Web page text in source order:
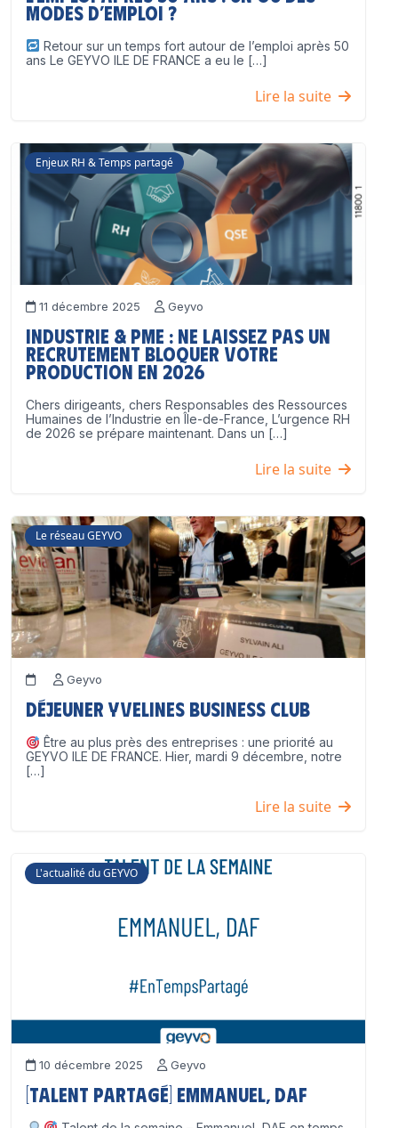
modes d’emploi ?
Retour sur un temps fort autour de l’emploi après 50
ans Le GEYVO ILE DE FRANCE a eu le […]
Lire la suite
Enjeux RH & Temps partagé
11 décembre 2025 Geyvo
Industrie & PME : ne laissez pas un
recrutement bloquer votre
production en 2026
Chers dirigeants, chers Responsables des Ressources
Humaines de l’Industrie en Île-de-France, L’urgence RH
de 2026 se prépare maintenant. Dans un […]
Lire la suite
Le réseau GEYVO
Geyvo
Déjeuner Yvelines Business Club
Être au plus près des entreprises : une priorité au
GEYVO ILE DE FRANCE. Hier, mardi 9 décembre, notre
[…]
Lire la suite
L'actualité du GEYVO
10 décembre 2025 Geyvo
[Talent partagé] Emmanuel, DAF